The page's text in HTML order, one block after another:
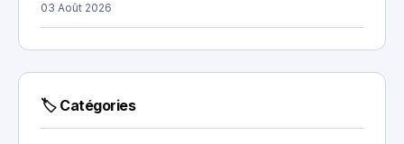
03 Août 2026
🏷 Catégories